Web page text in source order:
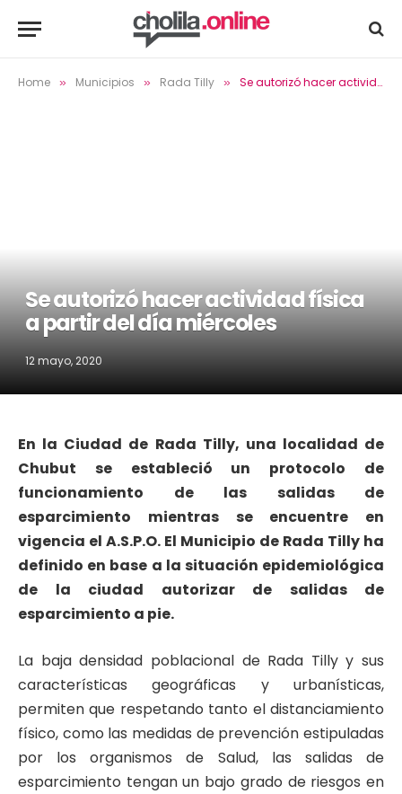
Home » Municipios » Rada Tilly » Se autorizó hacer actividad física a partir del día miércoles
Se autorizó hacer actividad física
a partir del día miércoles
12 mayo, 2020
En la Ciudad de Rada Tilly, una localidad de
Chubut se estableció un protocolo de
funcionamiento de las salidas de
esparcimiento mientras se encuentre en
vigencia el A.S.P.O. El Municipio de Rada Tilly ha
definido en base a la situación epidemiológica
de la ciudad autorizar de salidas de
esparcimiento a pie.
La baja densidad poblacional de Rada Tilly y sus
características geográficas y urbanísticas,
permiten que respetando tanto el distanciamiento
físico, como las medidas de prevención estipuladas
por los organismos de Salud, las salidas de
esparcimiento tengan un bajo grado de riesgos en